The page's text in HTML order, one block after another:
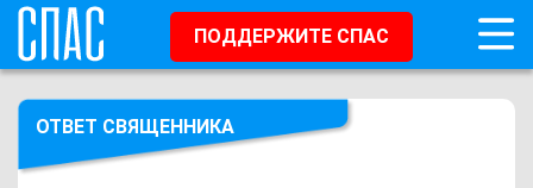
ПОДДЕРЖИТЕ СПАС
ОТВЕТ СВЯЩЕННИКА